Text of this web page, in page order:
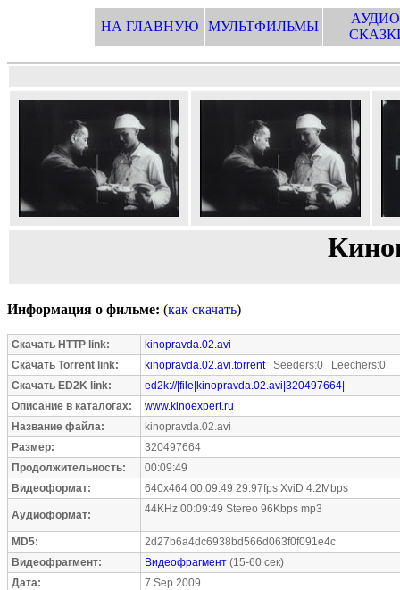
НА ГЛАВНУЮ МУЛЬТФИЛЬМЫ
Информация о фильме: (как скачать)
Скачать HTTP link:
kinopravda.02.avi
Скачать Torrent link:
kinopravda.02.avi.torrentSeeders:0 Leechers:0
Скачать ED2K link:
ed2k://|file|kinopravda.02.avi|320497664|
Описание в каталогах:
www.kinoexpert.ru
Название файла:
kinopravda.02.avi
Размер:
320497664
Продолжительность:
00:09:49
Видеоформат:
640x464 00:09:49 29.97fps XviD 4.2Mbps
Аудиоформат: 44KHz 00:09:49 Stereo 96Kbps mp3
MD5:
2d27b6a4dc6938bd566d063f0f091e4c
Видеофрагмент:
Видеофрагмент (15-60 сек)
Дата:
7 Sep 2009